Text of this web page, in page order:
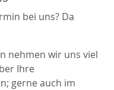
bei uns? Da
nehmen wir uns viel
Ihre
gerne auch im